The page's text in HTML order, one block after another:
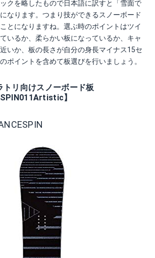
クを略したもので日本語に訳すと「雪面で
なります。つまり技ができるスノーボード
とになりますね。選ぶ時のポイントはツイ
いるか、柔らかい板になっているか、キャ
いか、板の長さが自分の身長マイナス15セ
ポイントを含めて板選びを行いましょう。
トリ向けスノーボード板
】